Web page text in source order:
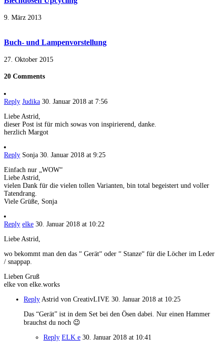
9. März 2013
Buch- und Lampenvorstellung
27. Oktober 2015
20 Comments
Reply Judika 30. Januar 2018 at 7:56
Liebe Astrid,
dieser Post ist für mich sowas von inspirierend, danke.
herzlich Margot
Reply Sonja 30. Januar 2018 at 9:25
Einfach nur „WOW“
Liebe Astrid,
vielen Dank für die vielen tollen Varianten, bin total begeistert und voller
Tatendrang.
Viele Grüße, Sonja
Reply elke 30. Januar 2018 at 10:22
Liebe Astrid,
wo bekommt man den das “ Gerät“ oder “ Stanze“ für die Löcher im Leder
/ snappap.
Lieben Gruß
elke von elke.works
Reply Astrid von CreativLIVE 30. Januar 2018 at 10:25
Das “Gerät” ist in dem Set bei den Ösen dabei. Nur einen Hammer
brauchst du noch 😉
Reply ELK e 30. Januar 2018 at 10:41